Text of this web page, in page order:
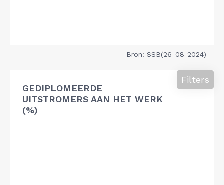
Bron: SSB(26-08-2024)
GEDIPLOMEERDE
UITSTROMERS AAN HET WERK
(%)
Filters